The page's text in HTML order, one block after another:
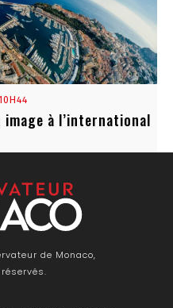
à l’international
de Monaco,